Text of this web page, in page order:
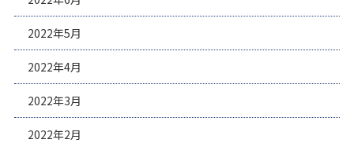
2022年5月
2022年4月
2022年3月
2022年2月